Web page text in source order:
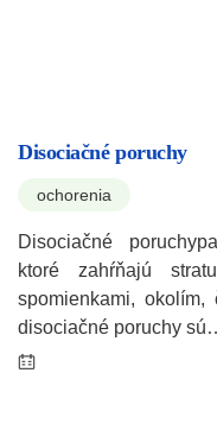
Disociačné poruchy
ochorenia
Disociačné
ktoré zahŕňajú
spomienkami,
disociačné poruchy